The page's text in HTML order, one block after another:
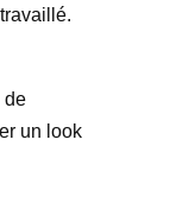
de
un look